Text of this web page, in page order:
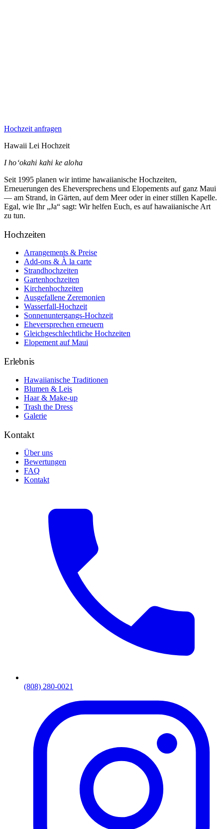
Hochzeit anfragen
Hawaii Lei Hochzeit
I hoʻokahi kahi ke aloha
Seit 1995 planen wir intime hawaiianische Hochzeiten,
Erneuerungen des Eheversprechens und Elopements auf ganz Maui
— am Strand, in Gärten, auf dem Meer oder in einer stillen Kapelle.
Egal, wie Ihr „Ja“ sagt: Wir helfen Euch, es auf hawaiianische Art
zu tun.
Hochzeiten
Arrangements & Preise
Add-ons & À la carte
Strandhochzeiten
Gartenhochzeiten
Kirchenhochzeiten
Ausgefallene Zeremonien
Wasserfall-Hochzeit
Sonnenuntergangs-Hochzeit
Eheversprechen erneuern
Gleichgeschlechtliche Hochzeiten
Elopement auf Maui
Erlebnis
Hawaiianische Traditionen
Blumen & Leis
Haar & Make-up
Trash the Dress
Galerie
Kontakt
Über uns
Bewertungen
FAQ
Kontakt
(808) 280-0021